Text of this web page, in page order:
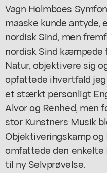
Vagn Holmboes
maaske kunde antyde,
nordisk Sind, men
nordisk Sind kæmpede
Natur, objektivere sig
opfattede ihvertfald
et stærkt personligt
Alvor og Renhed, men
stor Kunstners Musik
Objektiveringskamp
omfattede den enkelte
til ny Selvprøvelse.